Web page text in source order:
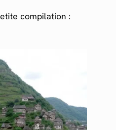
compilation :